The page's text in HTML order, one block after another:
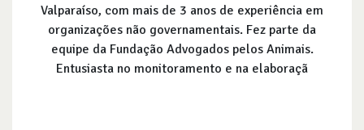
Valparaíso, com mais de 3 anos de experiência em
organizações não governamentais. Fez parte da
equipe da Fundação Advogados pelos Animais.
Entusiasta no monitoramento e na elaboraçã